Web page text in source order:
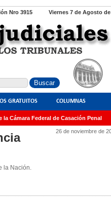
Viernes 7 de Agosto de
Nro 3915
GRATUITOS COLUMNAS
Cámara Federal de Casación Penal
26 de noviembre de
la Nación.